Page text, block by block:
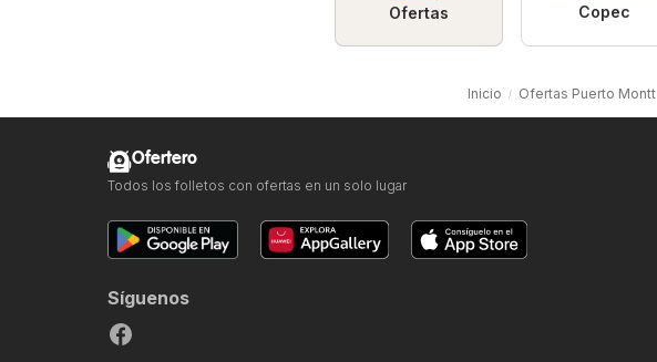
Ofertas Copec
Inicio Ofertas Puerto Montt
Ofertero
Todos los folletos con ofertas en un solo lugar
Síguenos